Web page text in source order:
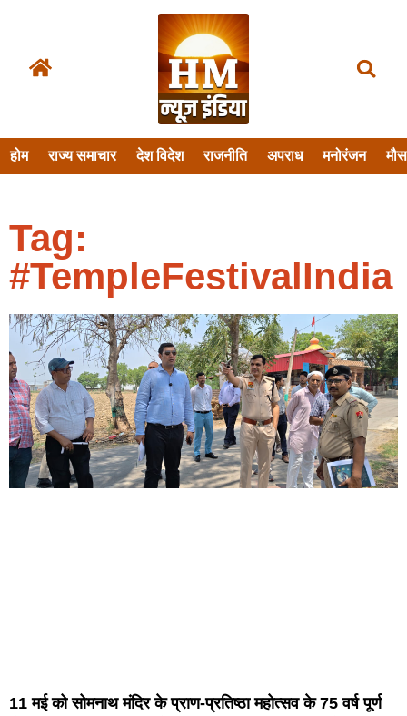
होम राज्य समाचार देश विदेश राजनीति अपराध मनोरंजन
Tag:
#TempleFestivalIndia
11 मई को सोमनाथ मंदिर के प्राण-प्रतिष्ठा महोत्सव के 75 वर्ष पूर्ण